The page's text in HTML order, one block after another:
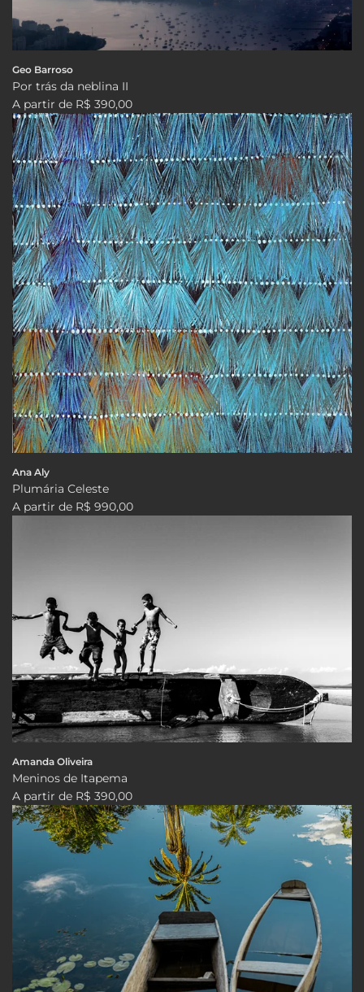
Geo Barroso
Por trás da neblina II
A partir de R$ 390,00
Ana Aly
Plumária Celeste
A partir de R$ 990,00
Amanda Oliveira
Meninos de Itapema
A partir de R$ 390,00